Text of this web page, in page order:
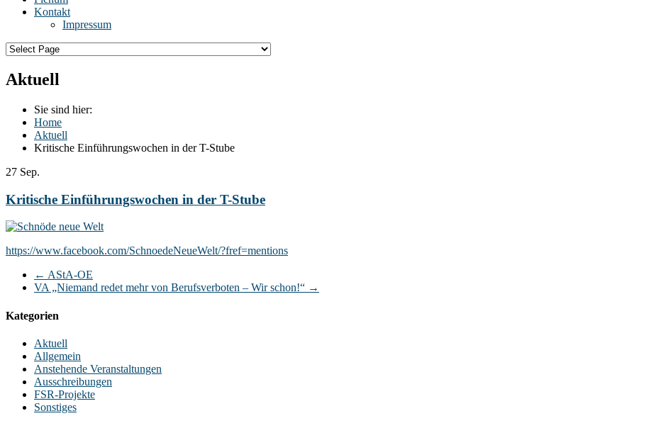
Kontakt
Impressum
Aktuell
Sie sind hier:
Home
Aktuell
Kritische Einführungswochen in der T-Stube
27 Sep.
Kritische Einführungswochen in der T-Stube
https://www.facebook.com/SchnoedeNeueWelt/?fref=mentions
← AStA-OE
VA „Niemand redet mehr von Berufsverboten – Wir schon!“ →
Kategorien
Aktuell
Allgemein
Anstehende Veranstaltungen
Ausschreibungen
FSR-Projekte
Sonstiges